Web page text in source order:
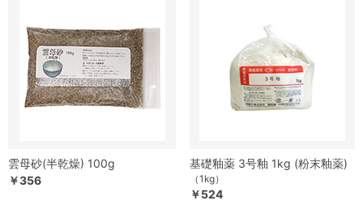
雲母砂(半乾燥) 100g
￥356
基礎釉薬 3号釉 1kg (粉末釉薬)
（1kg）
￥524